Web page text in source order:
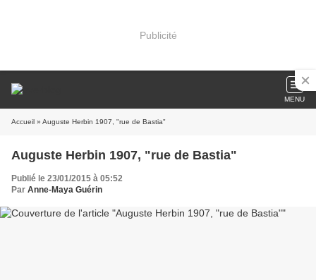
Publicité
MENU
Accueil » Auguste Herbin 1907, "rue de Bastia"
Auguste Herbin 1907, "rue de Bastia"
Publié le 23/01/2015 à 05:52
Par Anne-Maya Guérin